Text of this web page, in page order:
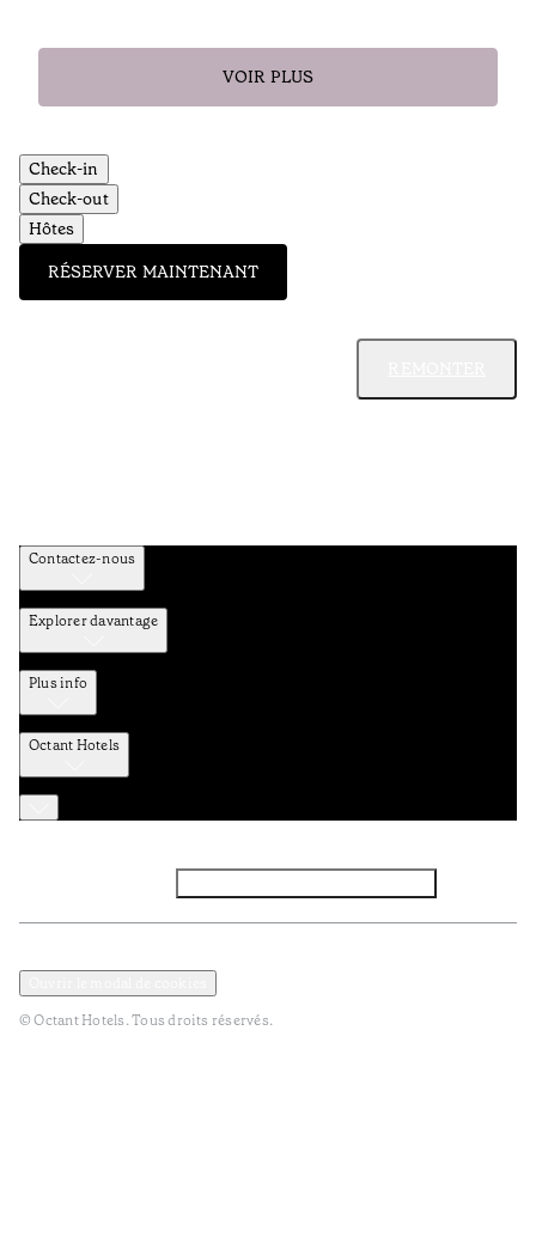
VOIR PLUS
Check-in
Check-out
Hôtes
RÉSERVER MAINTENANT
Contactez-nous
Explorer davantage
Plus info
Octant Hotels
© Octant Hotels. Tous droits réservés.